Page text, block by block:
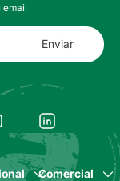
email
Enviar
Comercial